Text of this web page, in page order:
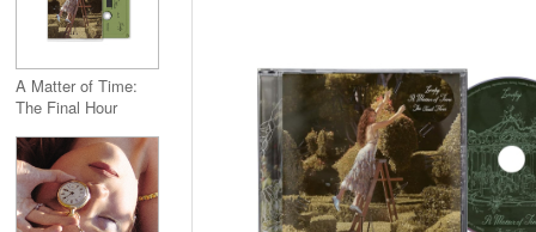
A Matter of Time:
The Final Hour